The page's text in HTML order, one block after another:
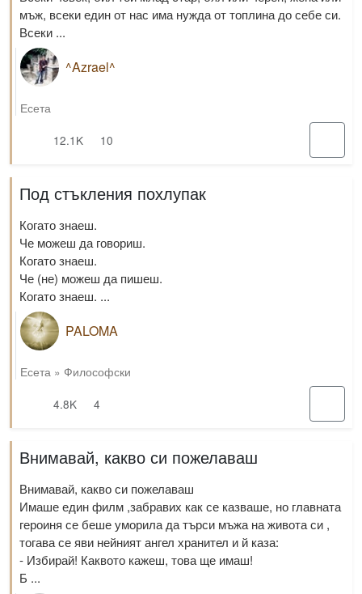
мъж, всеки един от нас има нужда от топлина до себе си.
Всеки ...
^Azrael^
Есета
12.1K
10
Под стъкления похлупак
Когато знаеш.
Че можеш да говориш.
Когато знаеш.
Че (не) можеш да пишеш.
Когато знаеш. ...
PALOMA
Есета » Философски
4.8K
4
Внимавай, какво си пожелаваш
Внимавай, какво си пожелаваш
Имаше един филм ,забравих как се казваше, но главната
героиня се беше уморила да търси мъжа на живота си ,
тогава се яви нейният ангел хранител и й каза:
- Избирай! Каквото кажеш, това ще имаш!
Б ...